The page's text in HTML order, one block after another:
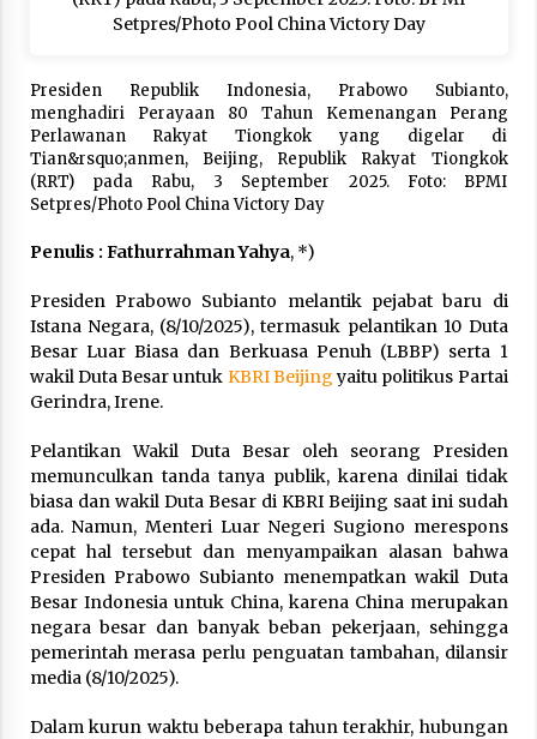
Hari Keempat Operasional Haji 2026, 15.349
April 25, 2026
Bapenda Provinsi Banten Gandeng Politisi PKB
Gelar Penyuluhan Optimalisasi Pajak Daerah di
Kota Tangerang
April 24, 2026
Jemaah Haji Indonesia Mulai Berangkat
dan Terintegrasi
April 23, 2026
Dilema Perang AS-Israel VS Iran: Menang
Kekuatan Tempur, Kalah dalam Strategi
Laporan Aljazeera.net, Fasilitas Nuklir Iran
antara Pegawasan dan Pembongkaran : Apa
saja Skenario yang Mungkin Terjadi ?
February 7, 2026
Presiden Republik Indonesia, Prabowo Subianto,
menghadiri Perayaan 80 Tahun Kemenangan Perang
Perlawanan Rakyat Tiongkok yang digelar di
Tian&rsquo;anmen, Beijing, Republik Rakyat Tiongkok
(RRT) pada Rabu, 3 September 2025. Foto: BPMI
Setpres/Photo Pool China Victory Day
Penulis : Fathurrahman Yahya, *)
Presiden Prabowo Subianto melantik pejabat baru di
Istana Negara, (8/10/2025), termasuk pelantikan 10 Duta
Besar Luar Biasa dan Berkuasa Penuh (LBBP) serta 1
wakil Duta Besar untuk KBRI Beijingyaitu politikus Partai
Gerindra, Irene.
Pelantikan Wakil Duta Besar oleh seorang Presiden
memunculkan tanda tanya publik, karena dinilai tidak
biasa dan wakil Duta Besar di KBRI Beijing saat ini sudah
ada. Namun, Menteri Luar Negeri Sugiono merespons
cepat hal tersebut dan menyampaikan alasan bahwa
Presiden Prabowo Subianto menempatkan wakil Duta
Besar Indonesia untuk China, karena China merupakan
negara besar dan banyak beban pekerjaan, sehingga
pemerintah merasa perlu penguatan tambahan, dilansir
media (8/10/2025).
Dalam kurun waktu beberapa tahun terakhir, hubungan